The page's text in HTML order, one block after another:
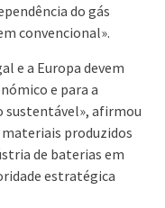
do gás
convencional».
e a Europa devem
e para a
sustentável», afirmou
materiais produzidos
de baterias em
estratégica